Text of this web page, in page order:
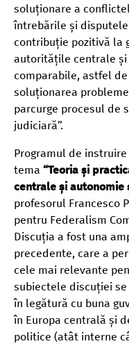
soluționare a
întrebările și
contribuție pozitivă la
autoritățile centrale și
comparabile, astfel
soluționarea
parcurge procesul de
judiciară”.
Programul de
tema “Teoria și
centrale și autonomie
profesorul Francesco
pentru Federalism
Discuția a fost una
precedente, care a
cele mai relevante
subiectele discuției
în legătură cu buna
în Europa centrală și
politice (atât interne